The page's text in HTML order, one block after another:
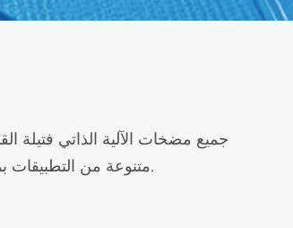
جميع مضخات الآلية الذاتي فتيلة
متنوعة من التطبيقات بما في ذلك المواد الصلبة-لادن السوائل المسببة للتآكل و عجائن. هناك بضعة أجزاء متحركة ، لذلك الصيانة هو الحد الأدنى.